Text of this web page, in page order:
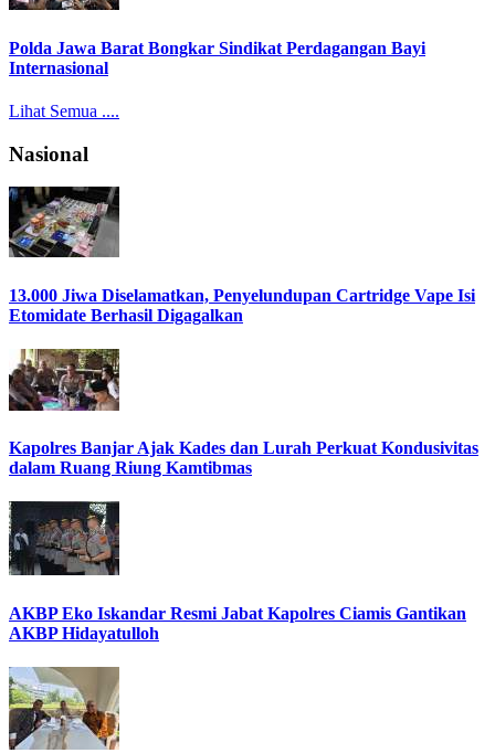
Polda Jawa Barat Bongkar Sindikat Perdagangan Bayi
Internasional
Lihat Semua ....
Nasional
13.000 Jiwa Diselamatkan, Penyelundupan Cartridge Vape Isi
Etomidate Berhasil Digagalkan
Kapolres Banjar Ajak Kades dan Lurah Perkuat Kondusivitas
dalam Ruang Riung Kamtibmas
AKBP Eko Iskandar Resmi Jabat Kapolres Ciamis Gantikan
AKBP Hidayatulloh